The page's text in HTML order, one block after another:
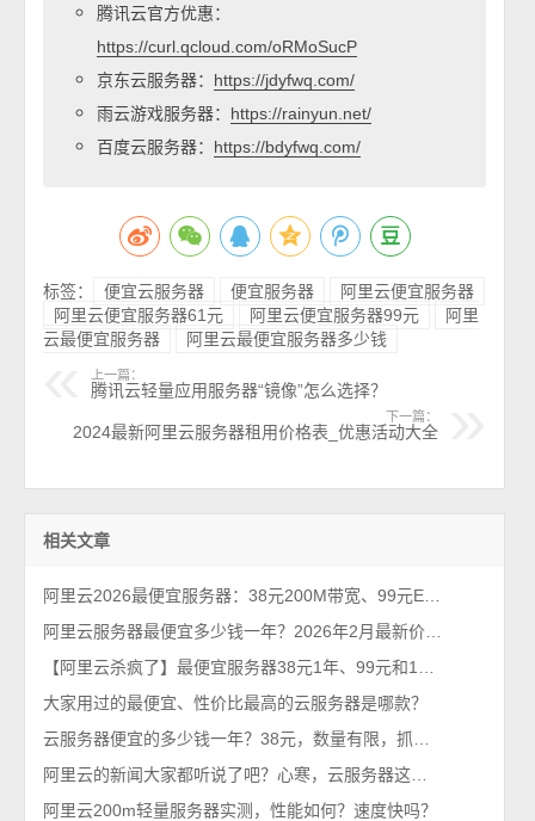
腾讯云官方优惠：
https://curl.qcloud.com/oRMoSucP
京东云服务器： https://jdyfwq.com/
雨云游戏服务器： https://rainyun.net/
百度云服务器： https://bdyfwq.com/
标签： 便宜云服务器 便宜服务器
阿里云便宜服务器
阿里云便宜服务器61元
阿里云便宜服务器99元
阿里
云最便宜服务器
阿里云最便宜服务器多少钱
上一篇：
腾讯云轻量应用服务器“镜像”怎么选择？
下一篇：
2024最新阿里云服务器租用价格表_优惠活动大全
相关文章
大家用过的最便宜、性价比最高的云服务器是哪款？
阿里云200m轻量服务器实测，性能如何？速度快吗？